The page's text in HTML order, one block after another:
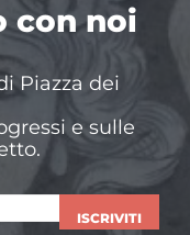
con noi
Piazza dei
e sulle
ISCRIVITI